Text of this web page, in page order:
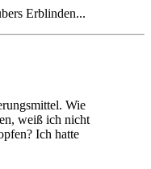
Erblinden...
Wie
weiß ich nicht
Ich hatte